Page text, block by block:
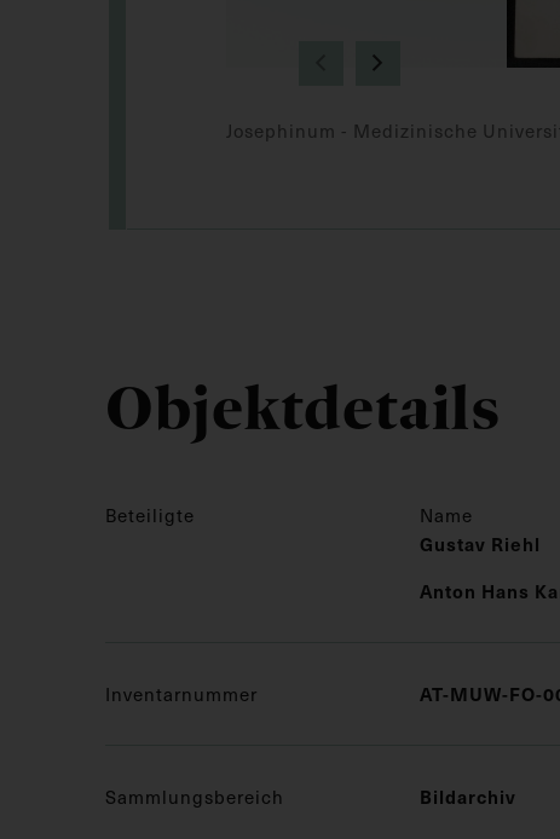
Josephinum - Medizinische
Objektdetails
Beteiligte Name
Gustav Riehl
Anton Hans
Inventarnummer AT-MUW-FO-
Sammlungsbereich Bildarchiv